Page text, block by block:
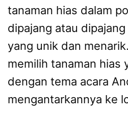
tanaman hias dalam
dipajang atau
yang unik dan
memilih tanaman hias
dengan tema acara
mengantarkannya ke